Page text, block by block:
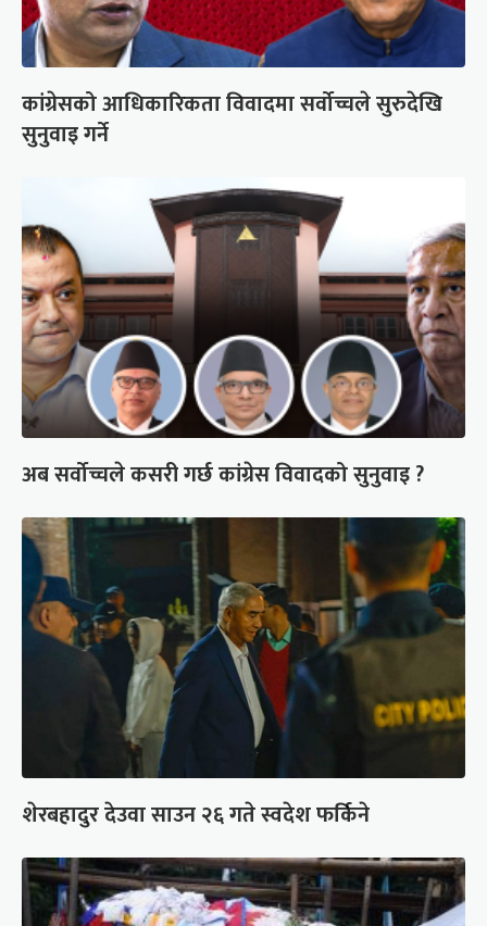
कांग्रेसको आधिकारिकता विवादमा सर्वोच्चले सुरुदेखि
सुनुवाइ गर्ने
अब सर्वोच्चले कसरी गर्छ कांग्रेस विवादको सुनुवाइ ?
शेरबहादुर देउवा साउन २६ गते स्वदेश फर्किने